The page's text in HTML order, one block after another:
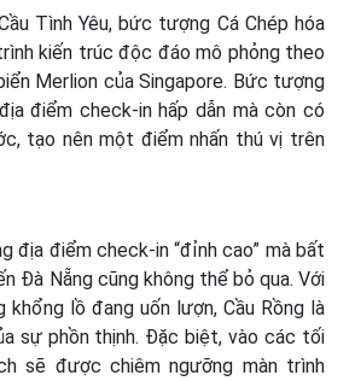
Tình Yêu, bức tượng Cá Chép hóa
kiến trúc độc đáo mô phỏng theo
Merlion của Singapore. Bức tượng
điểm check-in hấp dẫn mà còn có
tạo nên một điểm nhấn thú vị trên
địa điểm check-in “đỉnh cao” mà bất
Đà Nẵng cũng không thể bỏ qua. Với
khổng lồ đang uốn lượn, Cầu Rồng là
sự phồn thịnh. Đặc biệt, vào các tối
sẽ được chiêm ngưỡng màn trình